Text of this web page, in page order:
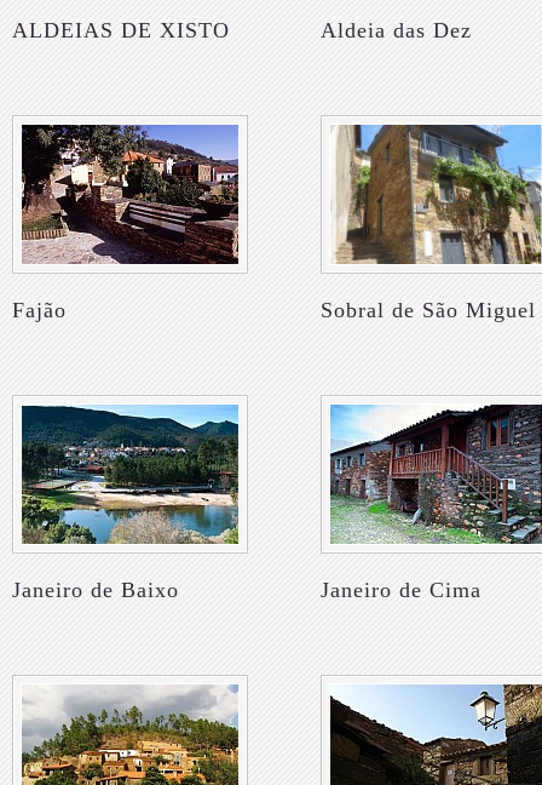
ALDEIAS DE XISTO Aldeia das Dez
Fajão Sobral de São Miguel
Janeiro de Baixo Janeiro de Cima